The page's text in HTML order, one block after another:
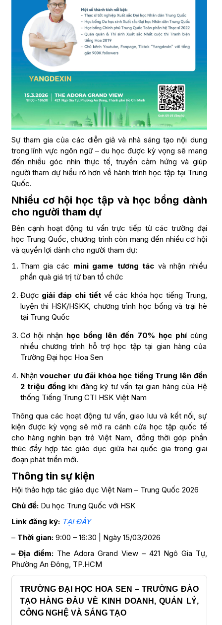
Sự tham gia của các diễn giả và nhà sáng tạo nội dung
trong lĩnh vực ngôn ngữ – du học được kỳ vọng sẽ mang
đến nhiều góc nhìn thực tế, truyền cảm hứng và giúp
người tham dự hiểu rõ hơn về hành trình học tập tại Trung
Quốc.
Nhiều cơ hội học tập và học bổng dành
cho người tham dự
Bên cạnh hoạt động tư vấn trực tiếp từ các trường đại
học Trung Quốc, chương trình còn mang đến nhiều cơ hội
và quyền lợi dành cho người tham dự:
Tham gia các mini game tương tác và nhận nhiều
phần quà giá trị từ ban tổ chức
Được giải đáp chi tiếtvề các khóa học tiếng Trung,
luyện thi HSK/HSKK, chương trình học bổng và trại hè
tại Trung Quốc
Cơ hội nhận học bổng lên đến 70% học phícùng
nhiều chương trình hỗ trợ học tập tại gian hàng của
Trường Đại học Hoa Sen
Nhậnvoucher ưu đãi khóa học tiếng Trung lên đến
2 triệu đồng khi đăng ký tư vấn tại gian hàng của Hệ
thống Tiếng Trung CTI HSK Việt Nam
Thông qua các hoạt động tư vấn, giao lưu và kết nối, sự
kiện được kỳ vọng sẽ mở ra cánh cửa học tập quốc tế
cho hàng nghìn bạn trẻ Việt Nam, đồng thời góp phần
thúc đẩy hợp tác giáo dục giữa hai quốc gia trong giai
đoạn phát triển mới.
Thông tin sự kiện
Hội thảo hợp tác giáo dục Việt Nam – Trung Quốc 2026
Chủ đề:Du học Trung Quốc với HSK
Link đăng ký: TẠI ĐÂY
– Thời gian:9:00 – 16:30 | Ngày 15/03/2026
– Địa điểm: The Adora Grand View – 421 Ngô Gia Tự,
Phường An Đông, TP.HCM
TRƯỜNG ĐẠI HỌC HOA SEN – TRƯỜNG ĐÀO
TẠO HÀNG ĐẦU VỀ KINH DOANH, QUẢN LÝ,
CÔNG NGHỆ VÀ SÁNG TẠO